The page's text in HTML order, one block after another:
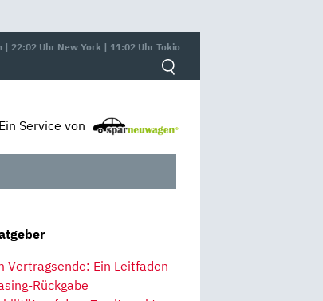
22:02 Uhr New York | 11:02 Uhr Tokio
Ein Service von
Vertragsende: Ein Leitfaden
Rückgabe